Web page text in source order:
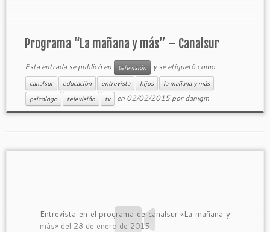
Programa “La mañana y más” – Canalsur
Esta entrada se publicó en televisión y se etiquetó como
canalsur educación entrevista hijos
la mañana y más
psicologo
televisión tv en 02/02/2015 pordanigm
Entrevista en el programa de canalsur «La mañana y
más» del 28 de enero de 2015